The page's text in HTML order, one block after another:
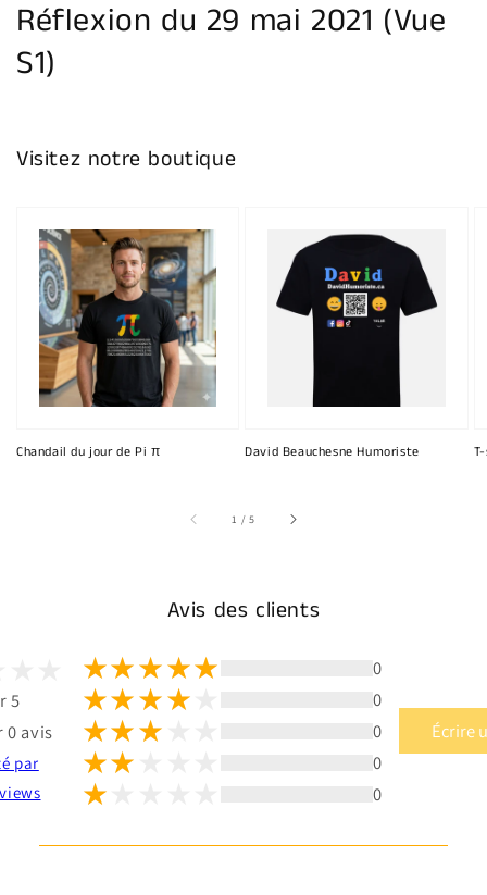
Réflexion du 29 mai 2021 (Vue
S1)
Visitez notre boutique
Chandail du jour de Pi π David Beauchesne Humoriste
1 /sur
5
Avis des clients
5
0 avis
par
0
0
0
0
0
Écrire